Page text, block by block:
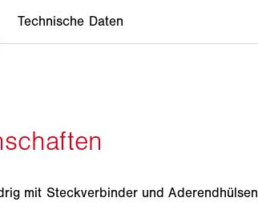
mit Steckverbinder und Aderendhülsen